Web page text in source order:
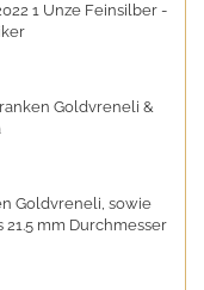
1 Unze Feinsilber -
Goldvreneli &
Goldvreneli, sowie
mm Durchmesser